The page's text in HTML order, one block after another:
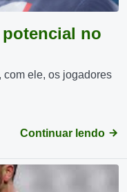
no
com ele, os jogadores
Continuar lendo